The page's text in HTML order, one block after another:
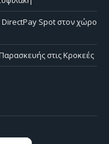
DirectPay Spot στον χώρο
στις Κροκεές